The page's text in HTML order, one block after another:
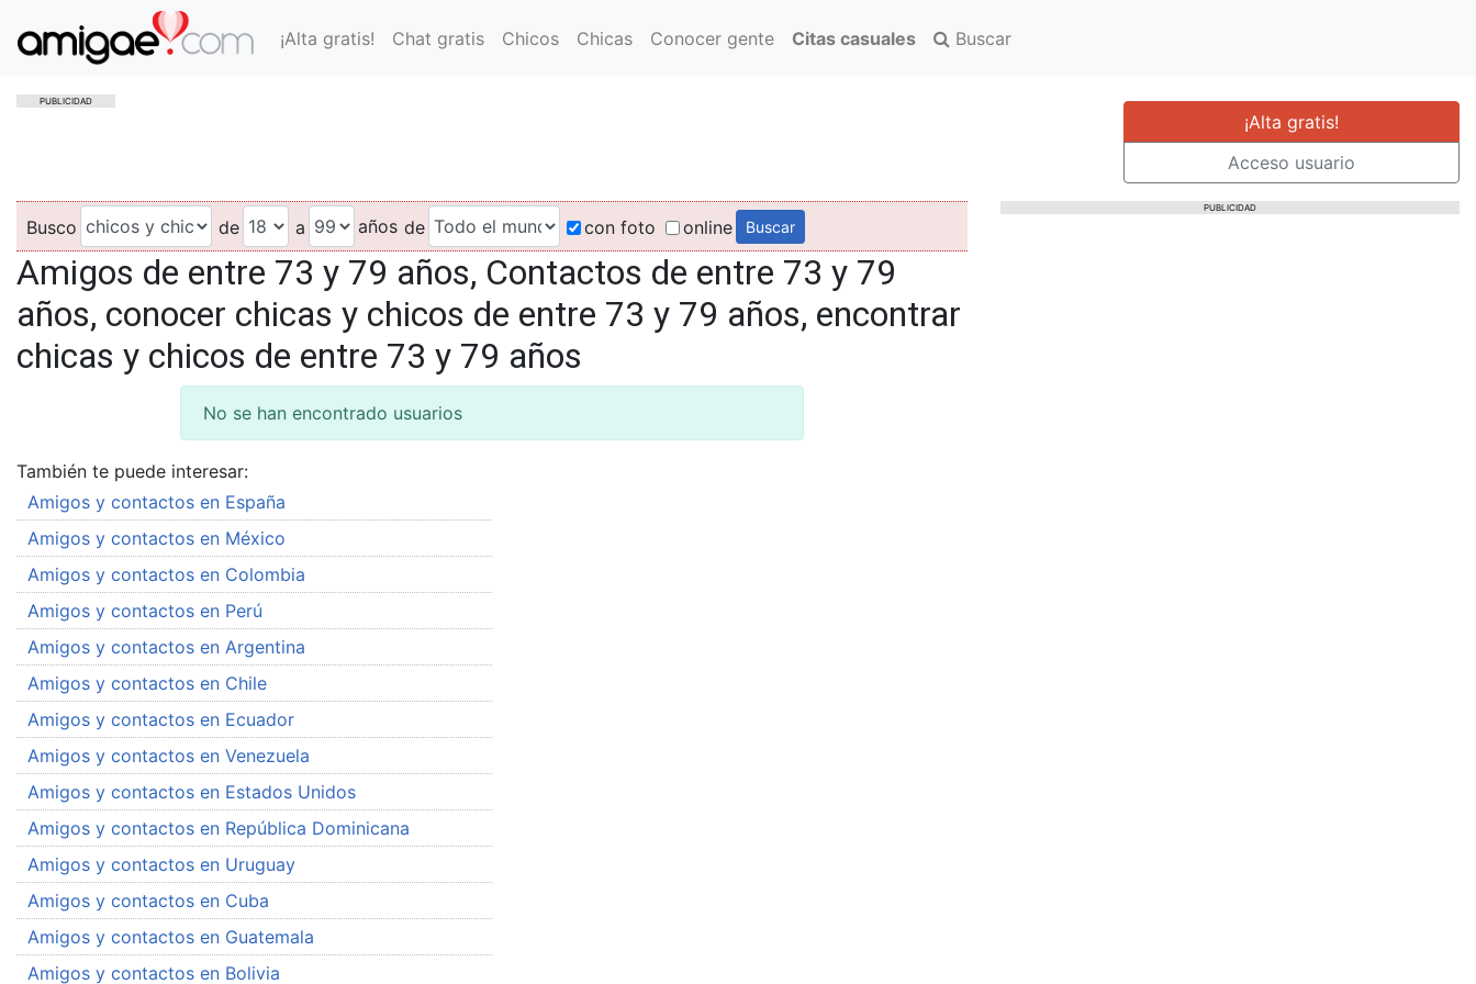
¡Alta gratis! Chat gratis Chicos Chicas Conocer gente Citas casuales Buscar
PUBLICIDAD
¡Alta gratis!
Acceso usuario
Busco de a años de con foto online
Amigos de entre 73 y 79 años, Contactos de entre 73 y 79
años, conocer chicas y chicos de entre 73 y 79 años, encontrar
chicas y chicos de entre 73 y 79 años
No se han encontrado usuarios
También te puede interesar:
Amigos y contactos en España
Amigos y contactos en México
Amigos y contactos en Colombia
Amigos y contactos en Perú
Amigos y contactos en Argentina
Amigos y contactos en Chile
Amigos y contactos en Ecuador
Amigos y contactos en Venezuela
Amigos y contactos en Estados Unidos
Amigos y contactos en República Dominicana
Amigos y contactos en Uruguay
Amigos y contactos en Cuba
Amigos y contactos en Guatemala
Amigos y contactos en Bolivia
PUBLICIDAD